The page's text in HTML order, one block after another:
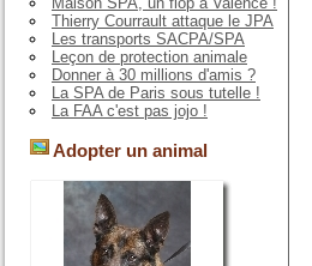
Thierry Courrault attaque le JPA
Les transports SACPA/SPA
Leçon de protection animale
Donner à 30 millions d'amis ?
La SPA de Paris sous tutelle !
La FAA c'est pas jojo !
Adopter un animal